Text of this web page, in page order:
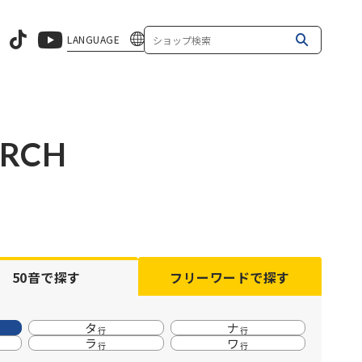
LANGUAGE
50音で探す フリーワードで探す
タ行 ナ行
ラ行 ワ 行